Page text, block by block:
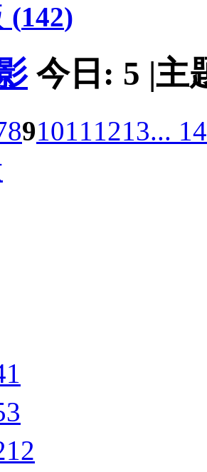
(142)
今日: 5 |主
8910111213...